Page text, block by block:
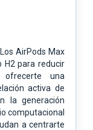
AirPods Max
H2 para reducir
una
activa de
la generación
computacional
a centrarte